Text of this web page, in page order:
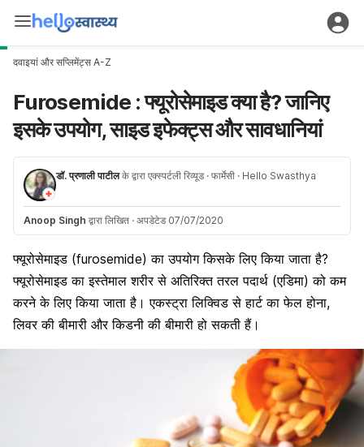
दवाइयां और सप्लिमेंट्स A-Z
Furosemide : फ्यूरोसेमाइड क्या है? जानिए
इसके उपयोग, साइड इफेक्ट्स और सावधानियां
डॉ. प्रणाली पाटीलके द्वारा एक्स्पर्टली रिव्यूड · फार्मेसी · Hello Swasthya
Anoop Singh द्वारा लिखित · अपडेटेड 07/07/2020
फ्यूरोसेमाइड (furosemide) का उपयोग किसके लिए किया जाता है?
फ्यूरोसेमाइड का इस्तेमाल शरीर से अतिरिक्त तरल पदार्थ (एडिमा) को कम
करने के लिए किया जाता है। एकस्ट्रा लिक्विड से हार्ट का फेल होना,
लिवर की बीमारी और किडनी की बीमारी हो सकती हैं।